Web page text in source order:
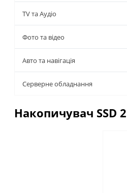
TV та Аудіо
Фото та відео
Авто та навігація
Серверне обладнання
Накопичувач SSD